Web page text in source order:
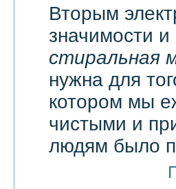
Вторым
значимости
стиральная
нужна для
котором мы
чистыми и
людям было